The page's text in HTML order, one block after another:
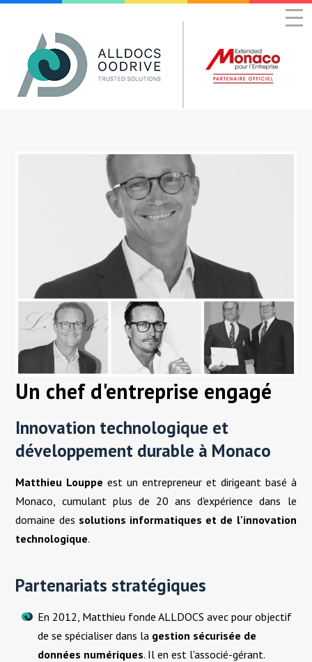
Un chef d'entreprise engagé
Innovation technologique et
développement durable à Monaco
Matthieu Louppe est un entrepreneur et dirigeant basé à
Monaco, cumulant plus de 20 ans d'expérience dans le
domaine des solutions informatiques et de l'innovation
technologique.
Partenariats stratégiques
En 2012, Matthieu fonde ALLDOCS avec pour objectif
de se spécialiser dans la gestion sécurisée de
données numériques. Il en est l'associé-gérant.